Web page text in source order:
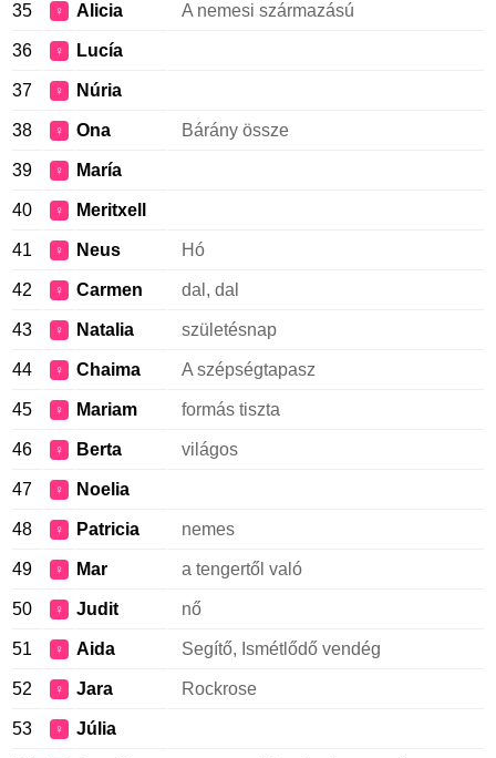
35 ♀ Alicia A nemesi származású
36 ♀ Lucía
37 ♀ Núria
38 ♀ Ona Bárány össze
39 ♀ María
40 ♀ Meritxell
41 ♀ Neus Hó
42 ♀ Carmen dal, dal
43 ♀ Natalia születésnap
44 ♀ Chaima A szépségtapasz
45 ♀ Mariam formás tiszta
46 ♀ Berta világos
47 ♀ Noelia
48 ♀ Patricia nemes
49 ♀ Mar a tengertől való
50 ♀ Judit nő
51 ♀ Aida Segítő, Ismétlődő vendég
52 ♀ Jara Rockrose
53 ♀ Júlia